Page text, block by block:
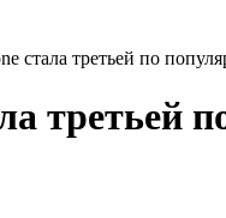
стала третьей по
третьей